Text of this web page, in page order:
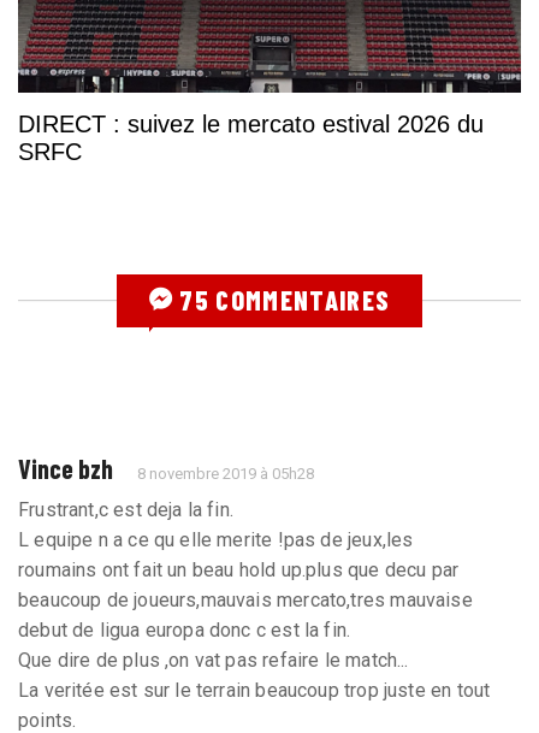
DIRECT : suivez le mercato estival 2026 du
SRFC
75 COMMENTAIRES
Vince bzh 8 novembre 2019 à 05h28
Frustrant,c est deja la fin.
L equipe n a ce qu elle merite !pas de jeux,les
roumains ont fait un beau hold up.plus que decu par
beaucoup de joueurs,mauvais mercato,tres mauvaise
debut de ligua europa donc c est la fin.
Que dire de plus ,on vat pas refaire le match...
La veritée est sur le terrain beaucoup trop juste en tout
points.